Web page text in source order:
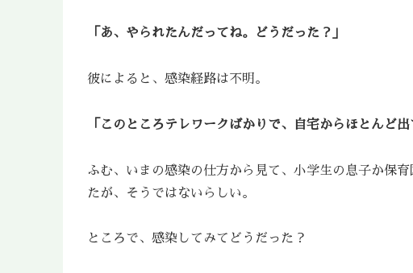
「あ、やられたんだってね。どうだった？」
彼によると、感染経路は不明。
「このところテレワークばかりで、自宅からほとんど
ふむ、いまの感染の仕方から見て、小学生の息子か保
たが、そうではないらしい。
ところで、感染してみてどうだった？